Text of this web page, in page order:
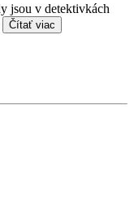
jsou v detektivkách
Čítať viac